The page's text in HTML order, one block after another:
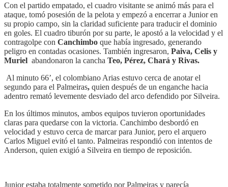
Con el partido empatado, el cuadro visitante se animó más para el
ataque, tomó posesión de la pelota y empezó a encerrar a Junior en
su propio campo, sin la claridad suficiente para traducir el dominio
en goles. El cuadro tiburón por su parte, le apostó a la velocidad y el
contragolpe con Canchimbo que había ingresado, generando
peligro en contadas ocasiones. También ingresaron, Paiva, Celis y
Muriel abandonaron la cancha Teo, Pérez, Chará y Rivas.
Al minuto 66’, el colombiano Arias estuvo cerca de anotar el
segundo para el Palmeiras, quien después de un enganche hacia
adentro remató levemente desviado del arco defendido por Silveira.
En los últimos minutos, ambos equipos tuvieron oportunidades
claras para quedarse con la victoria. Canchimbo desbordó en
velocidad y estuvo cerca de marcar para Junior, pero el arquero
Carlos Miguel evitó el tanto. Palmeiras respondió con intentos de
Anderson, quien exigió a Silveira en tiempo de reposición.
Junior estaba totalmente sometido por Palmeiras y parecía